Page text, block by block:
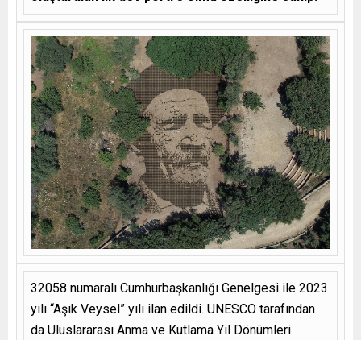
32058 numaralı Cumhurbaşkanlığı Genelgesi ile 2023
yılı “Aşık Veysel” yılı ilan edildi. UNESCO tarafından
da Uluslararası Anma ve Kutlama Yıl Dönümleri